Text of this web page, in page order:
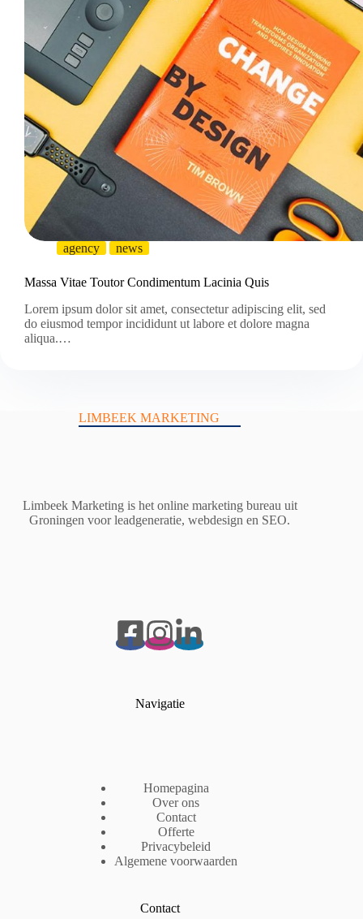
agency news
Massa Vitae Toutor Condimentum Lacinia Quis
Lorem ipsum dolor sit amet, consectetur adipiscing elit, sed
do eiusmod tempor incididunt ut labore et dolore magna
aliqua.…
LIMBEEK MARKETING
Limbeek Marketing is het online marketing bureau uit
Groningen voor leadgeneratie, webdesign en SEO.
Navigatie
Homepagina
Over ons
Contact
Offerte
Privacybeleid
Algemene voorwaarden
Contact